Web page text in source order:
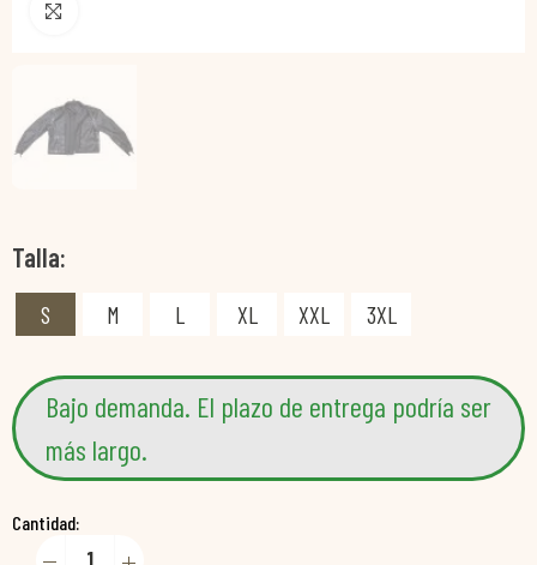
Talla
S M L XL XXL 3XL
Bajo demanda. El plazo de entrega podría ser
más largo.
Cantidad: